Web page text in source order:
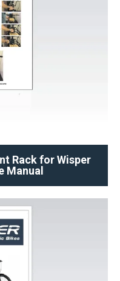
Rack for Wisper
Manual